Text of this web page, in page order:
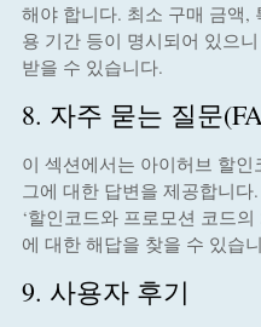
해야 합니다. 최소 구매 금액,
용 기간 등이 명시되어 있으
받을 수 있습니다.
8. 자주 묻는 질문
이 섹션에서는 아이허브 할
그에 대한 답변을 제공합니다
‘할인코드와 프로모션 코드
에 대한 해답을 찾을 수 있습
9. 사용자 후기